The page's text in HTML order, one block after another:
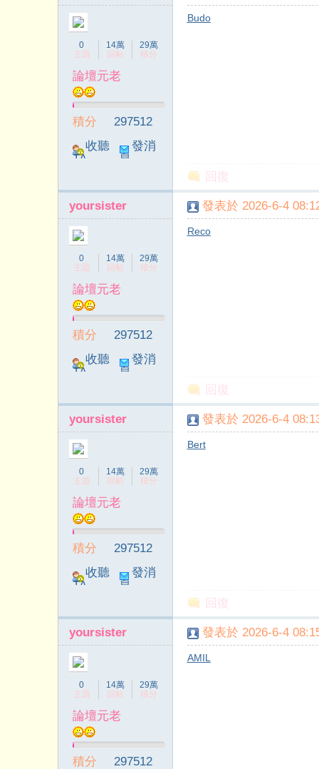
0
主題
14萬
回帖
29萬
積分
論壇元老
積分
297512
收聽
TA
發消
息
Budo
回復
yoursister
0
主題
14萬
回帖
29萬
積分
論壇元老
積分
297512
收聽
TA
發消
息
發表於 2026-6-4
Reco
回復
yoursister
0
主題
14萬
回帖
29萬
積分
論壇元老
積分
297512
收聽
TA
發消
息
發表於 2026-6-4
Bert
回復
yoursister
0
主題
14萬
回帖
29萬
積分
論壇元老
積分 297512
發表於 2026-6-4
AMIL